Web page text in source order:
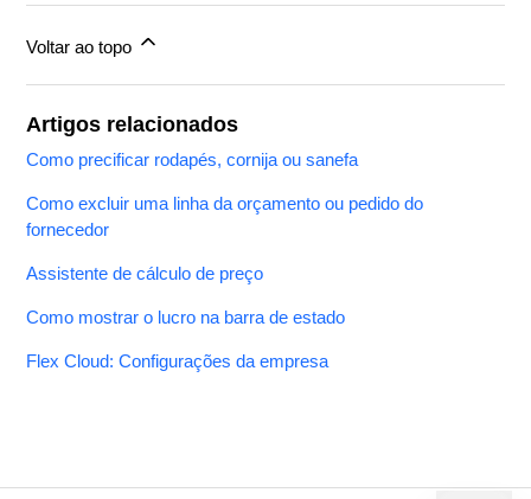
Voltar ao topo
Artigos relacionados
Como precificar rodapés, cornija ou sanefa
Como excluir uma linha da orçamento ou pedido do
fornecedor
Assistente de cálculo de preço
Como mostrar o lucro na barra de estado
Flex Cloud: Configurações da empresa